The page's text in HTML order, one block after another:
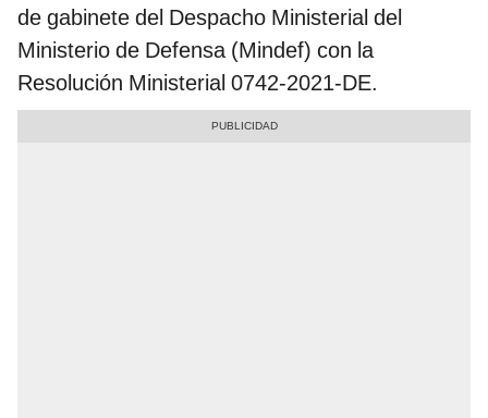
de gabinete del Despacho Ministerial del
Ministerio de Defensa (Mindef) con la
Resolución Ministerial 0742-2021-DE.